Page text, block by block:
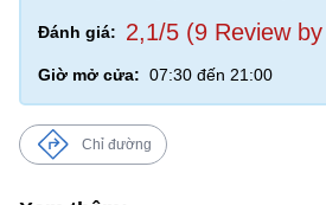
Đánh giá: 2,1/5 (9 Review
Giờ mở cửa: 07:30 đến 21:00
Chỉ đường